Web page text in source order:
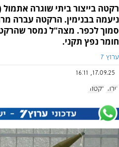
רקטה בייצור ביתי שוגרה
ניעמה בבנימין. הרקטה עברה
סמוך לכפר. מצה"ל נמסר
חומר נפץ תקני.
ערוץ 7
17.09.25, 16:11
טרור רקטות